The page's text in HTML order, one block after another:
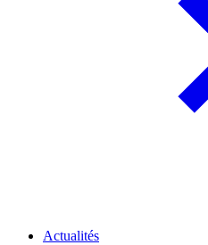
Actualités